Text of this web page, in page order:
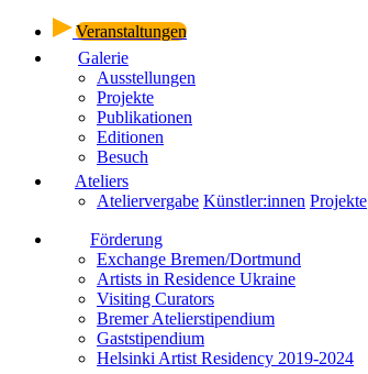
Veranstaltungen
Galerie
Ausstellungen
Projekte
Publikationen
Editionen
Besuch
Ateliers
Ateliervergabe Künstler:innen Projekte
Förderung
Exchange Bremen/Dortmund
Artists in Residence Ukraine
Visiting Curators
Bremer Atelierstipendium
Gaststipendium
Helsinki Artist Residency 2019-2024